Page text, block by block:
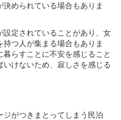
められている場合もありま
設定されていることがあり、女
つ人が集まる場合もありま
らすことに不安を感じること
けないため、寂しさを感じる
がつきまとってしまう民泊